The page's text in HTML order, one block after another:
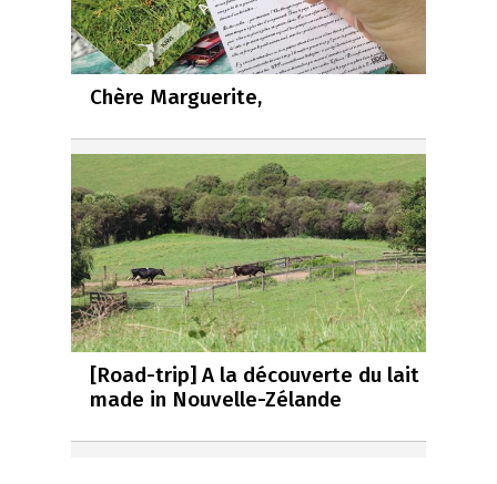
Chère Marguerite,
[Road-trip] A la découverte du lait
made in Nouvelle-Zélande